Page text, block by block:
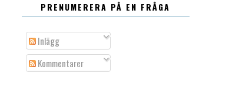
PRENUMERERA PÅ EN FRÅGA
Inlägg
Kommentarer